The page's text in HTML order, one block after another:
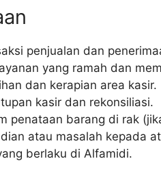
penjualan dan
yang ramah dan
dan kerapian area kasir.
kasir dan rekonsiliasi.
penataan barang di rak
atau masalah kepada
berlaku di Alfamidi.